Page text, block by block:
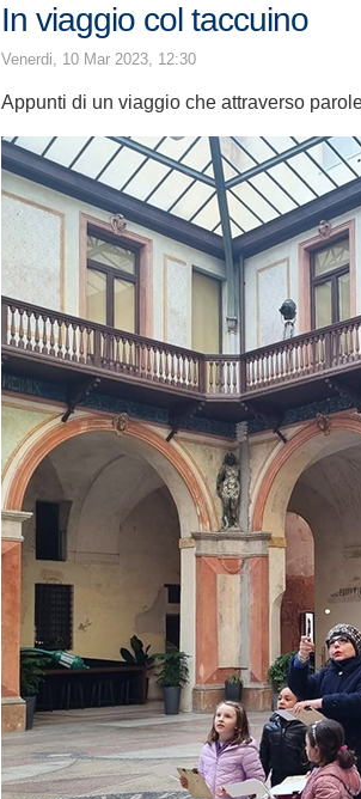
In viaggio col taccuino
Venerdi, 10 Mar 2023, 12:30
Appunti di un viaggio che attraverso